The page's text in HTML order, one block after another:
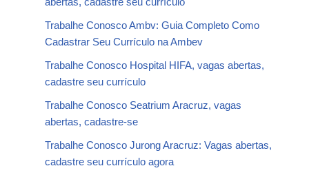
Trabalhe Conosco Ambv: Guia Completo Como
Cadastrar Seu Currículo na Ambev
Trabalhe Conosco Hospital HIFA, vagas abertas,
cadastre seu currículo
Trabalhe Conosco Seatrium Aracruz, vagas
abertas, cadastre-se
Trabalhe Conosco Jurong Aracruz: Vagas abertas,
cadastre seu currículo agora